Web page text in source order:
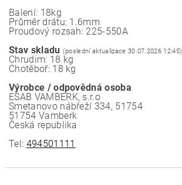
Balení: 18kg
Průměr drátu: 1.6mm
Proudový rozsah: 225-550A
Stav skladu (poslední aktualizace 30.07.2026 12:45)
Chrudim: 18 kg
Chotěboř: 18 kg
Výrobce / odpovědná osoba
ESAB VAMBERK, s.r.o
Smetanovo nábřeží 334, 51754
51754 Vamberk
Česká republika
Tel: 494501111